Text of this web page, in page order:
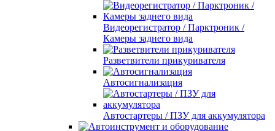
Видеорегистратор / Парктроник /
Камеры заднего вида
Разветвители прикуривателя
Автосигнализация
Автостартеры / ПЗУ для аккумулятора